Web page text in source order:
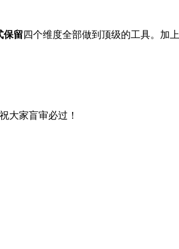
保留 四个维度全部做到顶级的工具。加上
大家盲审必过！